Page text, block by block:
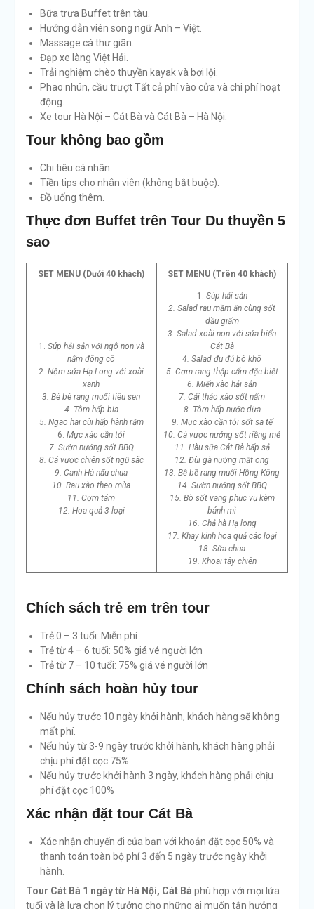
Bữa trưa Buffet trên tàu.
Hướng dẫn viên song ngữ Anh – Việt.
Massage cá thư giãn.
Đạp xe làng Việt Hải.
Trải nghiệm chèo thuyền kayak và bơi lội.
Phao nhún, cầu trượt Tất cả phí vào cửa và chi phí hoạt
động.
Xe tour Hà Nội – Cát Bà và Cát Bà – Hà Nội.
Tour không bao gồm
Chi tiêu cá nhân.
Tiền tips cho nhân viên (không bắt buộc).
Đồ uống thêm.
Thực đơn Buffet trên Tour Du thuyền 5
sao
SET MENU (Dưới 40 khách) SET MENU (Trên 40 khách)
1. Súp hải sản với ngô non và
nấm đông cô
2.Nộm sứa Hạ Long với xoài
xanh
3. Bè bè rang muối tiêu sen
4. Tôm hấp bia
5. Ngao hai cùi hấp hành răm
6.Mực xào cần tỏi
7. Sườn nướng sốt BBQ
8. Cá vược chiên sốt ngũ sãc
9. Canh Hà nấu chua
10. Rau xào theo mùa
11. Cơm tám
12. Hoa quả 3 loại
1. Súp hải sản
2. Salad rau mầm ăn cùng sốt
dầu giấm
3. Salad xoài non với sứa biển
Cát Bà
4. Salad đu đủ bò khô
5. Cơm rang thập cẩm đặc biệt
6. Miến xào hải sản
7. Cải thảo xào sốt nấm
8. Tôm hấp nước dừa
9. Mực xào cần tỏi sốt sa tế
10. Cá vược nướng sốt riềng mẻ
11. Hàu sữa Cát Bà hấp sả
12. Đùi gà nướng mật ong
13. Bề bề rang muối Hồng Kông
14. Sườn nướng sốt BBQ
15. Bò sốt vang phục vụ kèm
bánh mì
16. Chả hà Hạ long
17. Khay kính hoa quả các loại
18. Sữa chua
19. Khoai tây chiên
Chích sách trẻ em trên tour
Trẻ 0 – 3 tuổi: Miễn phí
Trẻ từ 4 – 6 tuổi: 50% giá vé người lớn
Trẻ từ 7 – 10 tuổi: 75% giá vé người lớn
Chính sách hoàn hủy tour
Nếu hủy trước 10 ngày khởi hành, khách hàng sẽ không
mất phí.
Nếu hủy từ 3-9 ngày trước khởi hành, khách hàng phải
chịu phí đặt cọc 75%.
Nếu hủy trước khởi hành 3 ngày, khách hàng phải chịu
phí đặt cọc 100%
Xác nhận đặt tour Cát Bà
Xác nhận chuyến đi của bạn với khoản đặt cọc 50% và
thanh toán toàn bộ phí 3 đến 5 ngày trước ngày khởi
hành.
Tour Cát Bà 1 ngày từ Hà Nội, Cát Bà phù hợp với mọi lứa
tuổi và là lựa chọn lý tưởng cho những ai muốn tận hưởng